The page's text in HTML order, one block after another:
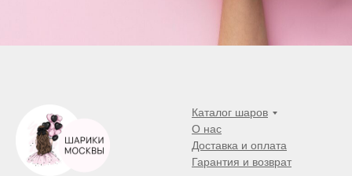
Каталог шаров
О нас
Доставка и оплата
Гарантия и возврат